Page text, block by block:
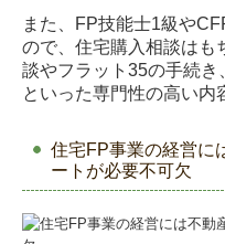
また、FP技能士1級や
ので、住宅購入相談はも
談やフラット35の手続
といった専門性の高い内
住宅FP事業の経営に
ートが必要不可欠